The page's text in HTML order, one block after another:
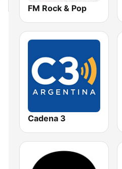
FM Rock & Pop
Cadena 3